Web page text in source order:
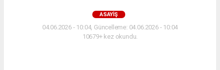
ASAYIŞ
04.06.2026 - 10:04, Güncelleme: 04.06.2026 - 10:04
10679+ kez okundu.